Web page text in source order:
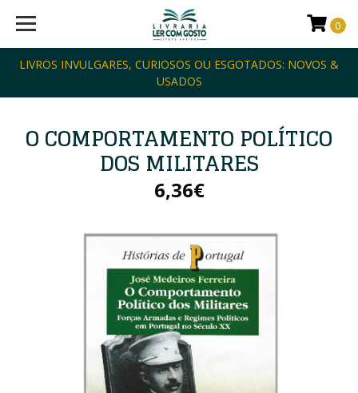
LIVROS INVULGARES, CURIOSOS OU ESGOTADOS: NOVOS &
USADOS
0
O COMPORTAMENTO POLÍTICO
DOS MILITARES
6,36€